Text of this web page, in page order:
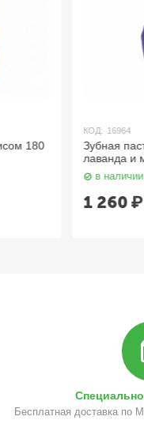
мл. Hanil
КОД:
в
1
Бесплатная доставка по